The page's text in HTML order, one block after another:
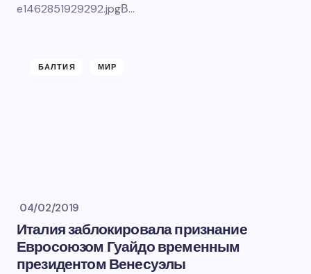
e1462851929292.jpgВ…
БАЛТИЯ МИР
04/02/2019
Италия заблокировала признание
Евросоюзом Гуайдо временным
президентом Венесуэлы